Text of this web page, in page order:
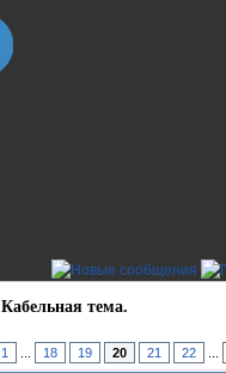
Кабельная тема.
1 18 19 20 21 22